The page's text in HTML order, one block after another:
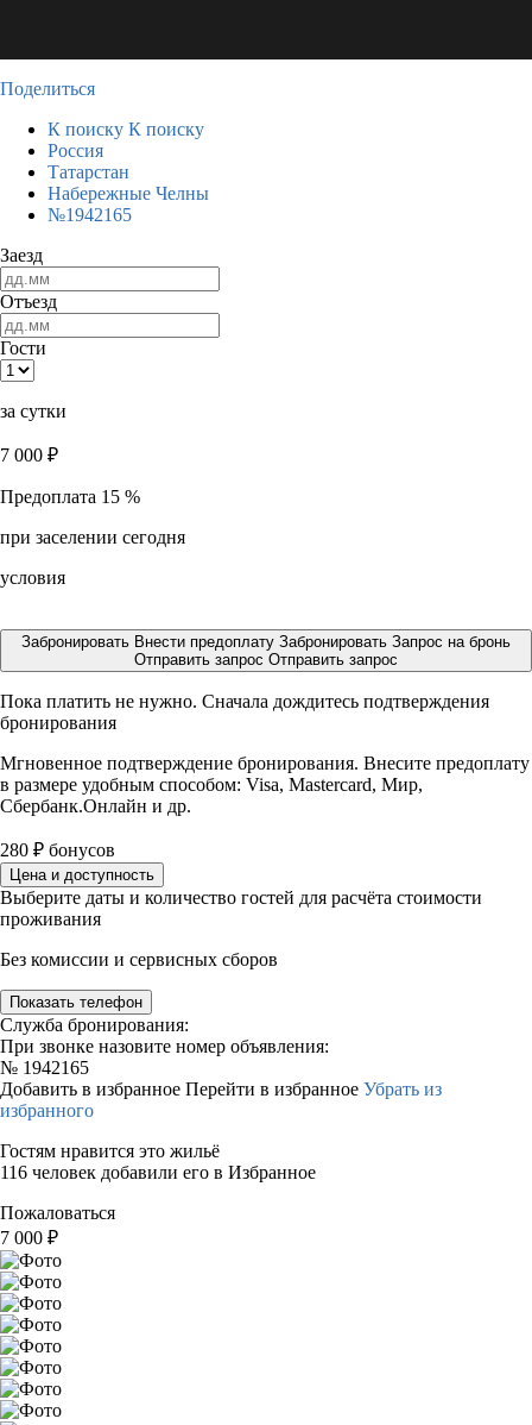
Поделиться
К поиску К поиску
Россия
Татарстан
Набережные Челны
№1942165
Заезд
Отъезд
Гости
за сутки
7 000 ₽
Предоплата 15 %
при заселении сегодня
условия
Забронировать Внести предоплату Забронировать Запрос на бронь
Отправить запрос Отправить запрос
Пока платить не нужно. Сначала дождитесь подтверждения
бронирования
Мгновенное подтверждение бронирования. Внесите предоплату
в размере удобным способом: Visa, Mastercard, Мир,
Сбербанк.Онлайн и др.
280 ₽ бонусов
Цена и доступность
Выберите даты и количество гостей для расчёта стоимости
проживания
Без комиссии и сервисных сборов
Показать телефон
Служба бронирования:
При звонке назовите номер объявления:
№ 1942165
Добавить в избранное Перейти в избранное Убрать из
избранного
Гостям нравится это жильё
116 человек добавили его в Избранное
Пожаловаться
7 000 ₽